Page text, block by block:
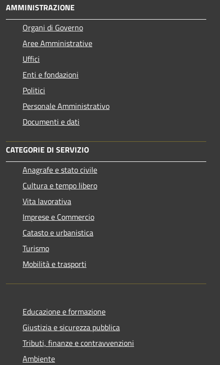
AMMINISTRAZIONE
Organi di Governo
Aree Amministrative
Uffici
Enti e fondazioni
Politici
Personale Amministrativo
Documenti e dati
CATEGORIE DI SERVIZIO
Anagrafe e stato civile
Cultura e tempo libero
Vita lavorativa
Imprese e Commercio
Catasto e urbanistica
Turismo
Mobilità e trasporti
Educazione e formazione
Giustizia e sicurezza pubblica
Tributi, finanze e contravvenzioni
Ambiente